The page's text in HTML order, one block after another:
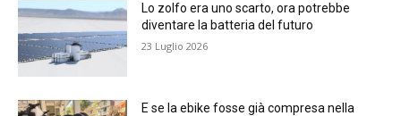
Lo zolfo era uno scarto, ora potrebbe
diventare la batteria del futuro
23 Luglio 2026
E se la ebike fosse già compresa nella